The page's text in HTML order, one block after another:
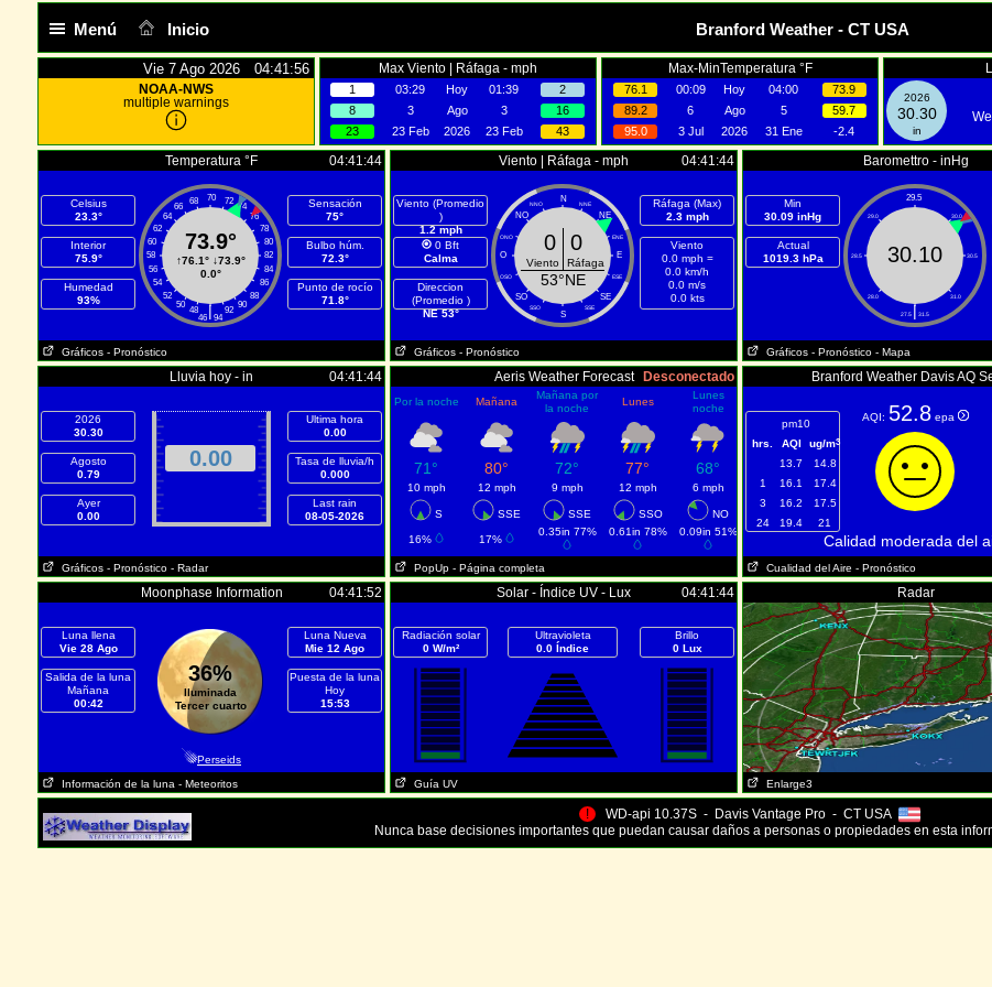
Menú Inicio Branford Weather - CT USA
Vie 7 Ago 2026 04:41:56
NOAA-NWS
multiple warnings
Max Viento | Ráfaga - mph
1 03:29 Hoy 01:39
2
8
3 Ago 3
16
23
23 Feb 2026 23 Feb 43
Max-MinTemperatura °F
76.1 00:09 Hoy 04:00
73.9
89.2
6 Ago 5
59.7
95.0
3 Jul 2026 31 Ene -2.4
2026
30.30
in
Temperatura °F 04:41:44
Celsius
23.3°
Interior
75.9°
Humedad
93%
70
68 72
66
74
64
76
62
78
60
80
58
82
56
84
54
86
52
88
50
90
48 92
46 94
|
73.9°
↑76.1°↓73.9°
0.0°
Sensación
75°
Bulbo húm.
72.3°
Punto de rocío
71.8°
Gráficos - Pronóstico
Viento | Ráfaga - mph 04:41:44
Viento (Promedio
)
1.2 mph
0 Bft
Calma
Direccion
(Promedio )
NE 53°
N
NO
NE
O E
SO
SE
S
NNO NNE
ONO ENE
OSO ESE
SSO SSE
0 0
Viento Ráfaga
53°NE
Ráfaga (Max)
2.3 mph
Viento
0.0 mph =
0.0 km/h
0.0 m/s
0.0 kts
Gráficos - Pronóstico
Baromettro - inHg
Min
30.09 inHg
Actual
1019.3 hPa
29.5
29.0 30.0
28.5 30.5
28.0 31.0
27.5 31.5
|
30.10
Gráficos - Pronóstico - Mapa
Lluvia hoy - in 04:41:44
2026
30.30
Agosto
0.79
Ayer
0.00
0.00
Ultima hora
0.00
Tasa de lluvia/h
0.000
Last rain
08-05-2026
Gráficos - Pronóstico - Radar
Aeris Weather Forecast Desconectado
Por la noche Mañana
Mañana por
la noche
Lunes
Lunes
noche
71° 80° 72° 77° 68°
10 mph 12 mph 9 mph 12 mph 6 mph
S SSE SSE SSO NO
16% 17%
0.35in 77% 0.61in 78% 0.09in 51%
PopUp - Página completa
Branford Weather Davis AQ
pm10
hrs.
AQI ug/m3
13.7
14.8
1
16.1
17.4
3
16.2
17.5
24
19.4 21
AQI: 52.8 epa
Calidad moderada del
Cualidad del Aire - Pronóstico
Moonphase Information 04:41:52
Luna llena
Vie 28 Ago
Salida de la luna
Mañana
00:42
36%
Iluminada
Tercer cuarto
Luna Nueva
Mie 12 Ago
Puesta de la luna
Hoy
15:53
Perseids
Información de la luna - Meteoritos
Solar - Índice UV - Lux 04:41:44
Radiación solar
0 W/m²
Ultravioleta
0.0 Índice
Brillo
0 Lux
Guía UV
Radar
Enlarge3
!
WD-api 10.37S - Davis Vantage Pro - CT USA
Nunca base decisiones importantes que puedan causar daños a personas o propiedades en esta